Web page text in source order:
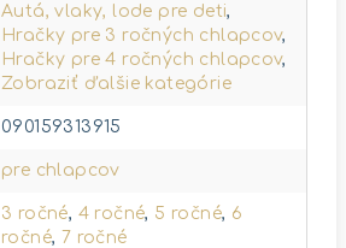
Autá, vlaky, lode pre deti,
Hračky pre 3 ročných chlapcov,
Hračky pre 4 ročných chlapcov,
Zobraziť ďalšie kategórie
090159313915
pre chlapcov
3 ročné, 4 ročné, 5 ročné, 6
ročné, 7 ročné